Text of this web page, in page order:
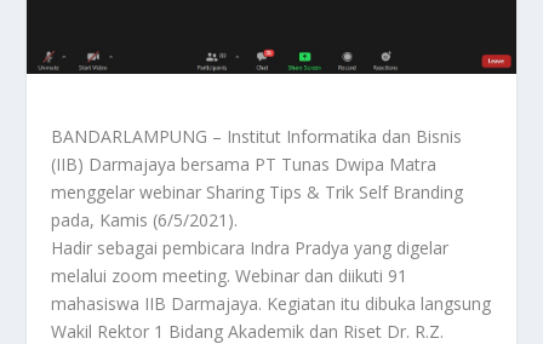
BANDARLAMPUNG – Institut Informatika dan Bisnis
(IIB) Darmajaya bersama PT Tunas Dwipa Matra
menggelar webinar Sharing Tips & Trik Self Branding
pada, Kamis (6/5/2021).
Hadir sebagai pembicara Indra Pradya yang digelar
melalui zoom meeting. Webinar dan diikuti 91
mahasiswa IIB Darmajaya. Kegiatan itu dibuka langsung
Wakil Rektor 1 Bidang Akademik dan Riset Dr. R.Z.